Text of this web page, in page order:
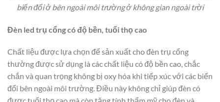
biến đổi ở bên ngoài môi trường ở không gian ngoài trời
Đèn led trụ cổng có độ bền, tuổi thọ cao
Chất liệu được lựa chọn để sản xuất cho đèn trụ cổng
thường được sử dụng là các chất liệu có độ bền cao, chắc
chắn và quan trọng không bị oxy hóa khi tiếp xúc với các biến
đổi bên ngoài môi trường. Điều này không chỉ giúp đèn có